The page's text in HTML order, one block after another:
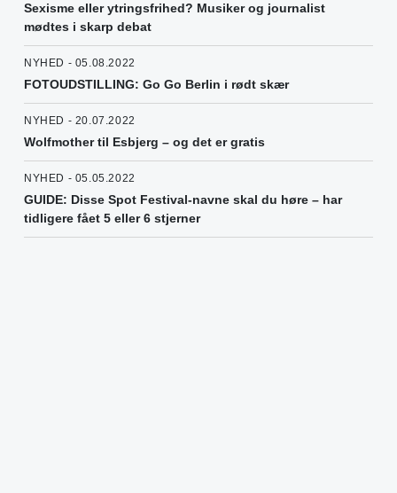
Sexisme eller ytringsfrihed? Musiker og journalist
mødtes i skarp debat
NYHED - 05.08.2022
FOTOUDSTILLING: Go Go Berlin i rødt skær
NYHED - 20.07.2022
Wolfmother til Esbjerg – og det er gratis
NYHED - 05.05.2022
GUIDE: Disse Spot Festival-navne skal du høre – har
tidligere fået 5 eller 6 stjerner